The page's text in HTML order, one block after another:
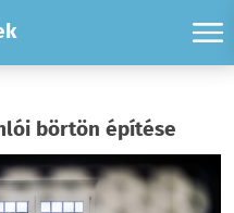
börtön építése